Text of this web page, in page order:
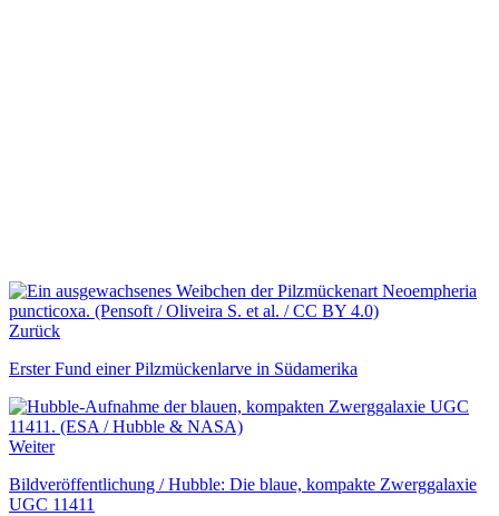
Zurück
Erster Fund einer Pilzmückenlarve in Südamerika
Weiter
Bildveröffentlichung / Hubble: Die blaue, kompakte Zwerggalaxie
UGC 11411